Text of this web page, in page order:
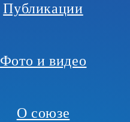
Публикации
Фото и видео
О союзе